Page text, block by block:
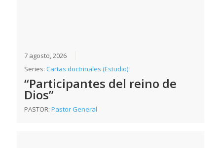
7 agosto, 2026
Series:Cartas doctrinales (Estudio)
“Participantes del reino de
Dios”
PASTOR:Pastor General